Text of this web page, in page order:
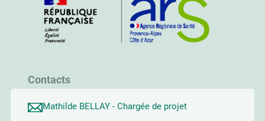
Contacts
Mathilde BELLAY - Chargée de projet